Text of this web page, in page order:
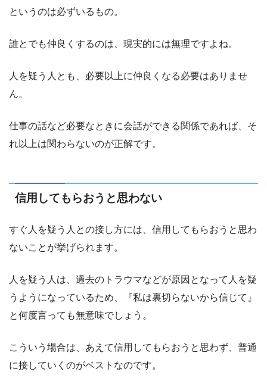
というのは必ずいるもの。
誰とでも仲良くするのは、現実的には無理ですよね。
人を疑う人とも、必要以上に仲良くなる必要はありませ
ん。
仕事の話など必要なときに会話ができる関係であれば、そ
れ以上は関わらないのが正解です。
信用してもらおうと思わない
すぐ人を疑う人との接し方には、信用してもらおうと思わ
ないことが挙げられます。
人を疑う人は、過去のトラウマなどが原因となって人を疑
うようになっているため、『私は裏切らないから信じて』
と何度言っても無意味でしょう。
こういう場合は、あえて信用してもらおうと思わず、普通
に接していくのがベストなのです。